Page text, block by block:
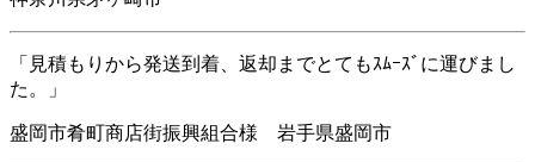
「見積もりから発送到着、返却までとてもｽﾑｰｽﾞに運びまし
た。」
盛岡市肴町商店街振興組合様 岩手県盛岡市